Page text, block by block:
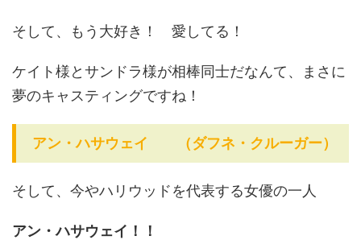
そして、もう大好き！ 愛してる！
ケイト様とサンドラ様が相棒同士だなんて、まさに
夢のキャスティングですね！
アン・ハサウェイ （ダフネ・クルーガー）
そして、今やハリウッドを代表する女優の一人
アン・ハサウェイ！！